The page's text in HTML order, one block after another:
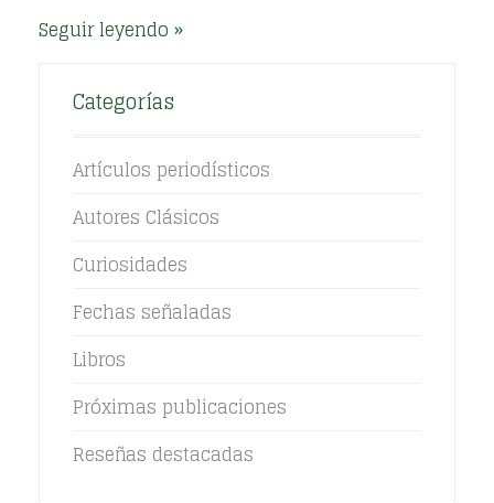
Seguir leyendo
Categorías
Artículos periodísticos
Autores Clásicos
Curiosidades
Fechas señaladas
Libros
Próximas publicaciones
Reseñas destacadas